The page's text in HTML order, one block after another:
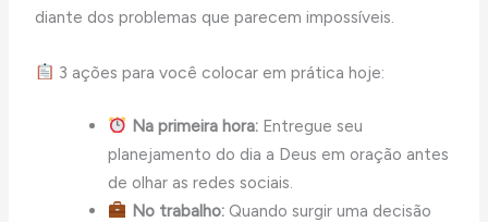
diante dos problemas que parecem impossíveis.
3 ações para você colocar em prática hoje:
Na primeira hora:Entregue seu
planejamento do dia a Deus em oração antes
de olhar as redes sociais.
No trabalho:Quando surgir uma decisão